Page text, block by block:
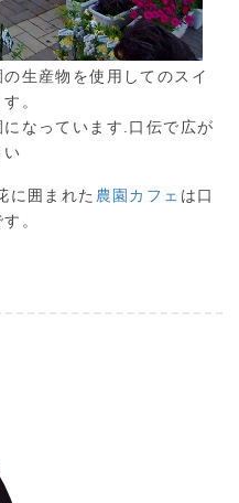
の生産物を使用してのスイ
。
なっています.口伝で広が
い
に囲まれた 農園カフェ は口
。